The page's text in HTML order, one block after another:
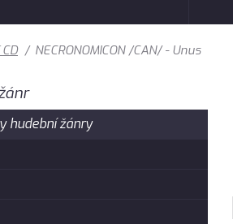
/ NECRONOMICON /CAN/ - Unus
hudební žánry